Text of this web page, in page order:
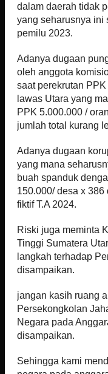
dalam daerah tidak
yang seharusnya ini
pemilu 2023.
Adanya dugaan
oleh anggota
saat perekrutan
lawas Utara yang
PPK 5.000.000 /
jumlah total kurang
Adanya dugaan
yang mana
buah spanduk
150.000/ desa x
fiktif T.A 2024.
Riski juga meminta
Tinggi Sumatera
langkah terhadap
disampaikan.
jangan kasih ruang
Persekongkolan
Negara pada
disampaikan.
Sehingga kami